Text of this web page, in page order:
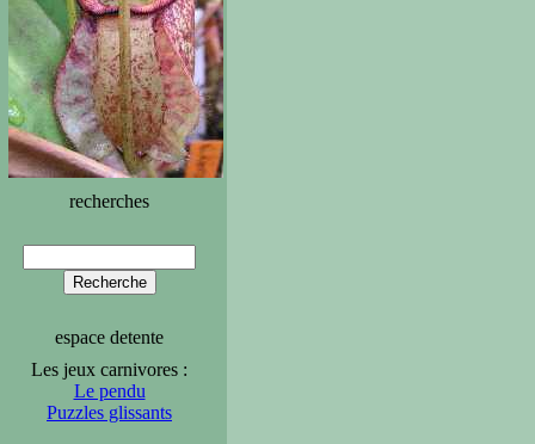
recherches
espace detente
Les jeux carnivores :
Le pendu
Puzzles glissants